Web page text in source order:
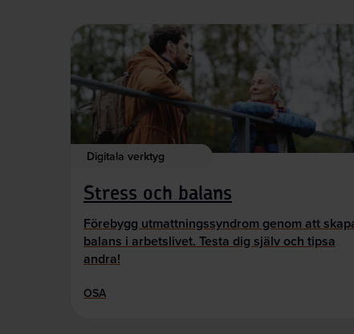
Digitala verktyg
Stress och balans
Förebygg utmattningssyndrom genom att
balans i arbetslivet. Testa dig själv och tipsa
andra!
OSA